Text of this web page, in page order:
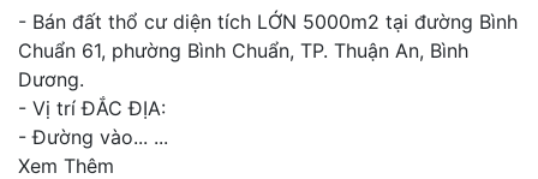
- Bán đất thổ cư diện tích LỚN 5000m2 tại đường Bình
Chuẩn 61, phường Bình Chuẩn, TP. Thuận An, Bình
Dương.
- Vị trí ĐẮC ĐỊA:
- Đường vào... ...
Xem Thêm